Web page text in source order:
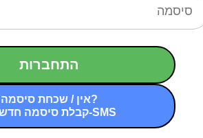
התחברות
אין / שכחת סיסמה?
קבלת סיסמה חדשה ב-SMS